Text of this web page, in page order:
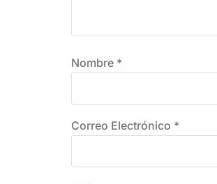
Nombre *
Correo Electrónico *